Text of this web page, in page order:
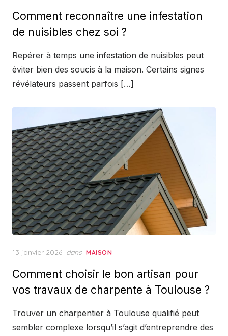
Comment reconnaître une infestation
de nuisibles chez soi ?
Repérer à temps une infestation de nuisibles peut
éviter bien des soucis à la maison. Certains signes
révélateurs passent parfois […]
Posted
13 janvier 2026 dans MAISON
Comment choisir le bon artisan pour
vos travaux de charpente à Toulouse ?
Trouver un charpentier à Toulouse qualifié peut
sembler complexe lorsqu’il s’agit d’entreprendre des